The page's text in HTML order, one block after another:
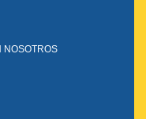
NOSOTROS